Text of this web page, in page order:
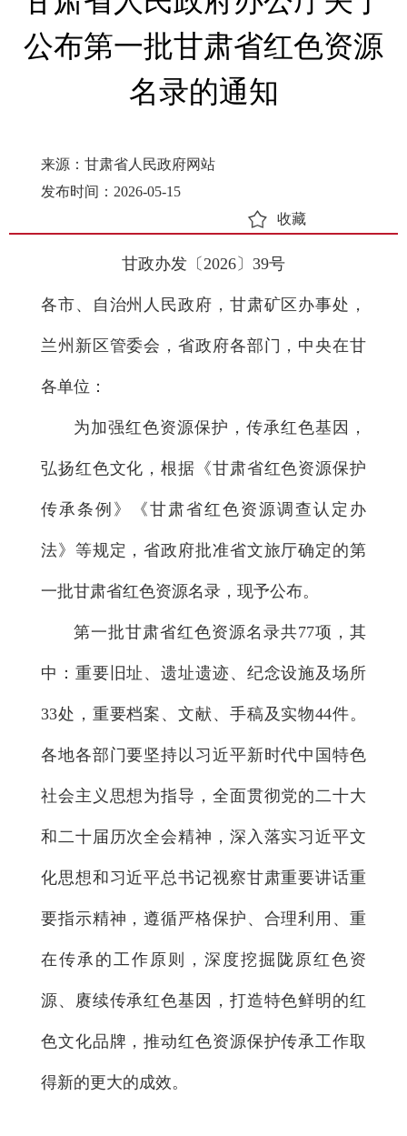
公布第一批甘肃省红色资源
名录的通知
来源：甘肃省人民政府网站
发布时间：2026-05-15
收藏
甘政办发〔2026〕39号
各市、自治州人民政府，甘肃矿区办事处，
兰州新区管委会，省政府各部门，中央在甘
各单位：
为加强红色资源保护，传承红色基因，
弘扬红色文化，根据《甘肃省红色资源保护
传承条例》《甘肃省红色资源调查认定办
法》等规定，省政府批准省文旅厅确定的第
一批甘肃省红色资源名录，现予公布。
第一批甘肃省红色资源名录共77项，其
中：重要旧址、遗址遗迹、纪念设施及场所
33处，重要档案、文献、手稿及实物44件。
各地各部门要坚持以习近平新时代中国特色
社会主义思想为指导，全面贯彻党的二十大
和二十届历次全会精神，深入落实习近平文
化思想和习近平总书记视察甘肃重要讲话重
要指示精神，遵循严格保护、合理利用、重
在传承的工作原则，深度挖掘陇原红色资
源、赓续传承红色基因，打造特色鲜明的红
色文化品牌，推动红色资源保护传承工作取
得新的更大的成效。